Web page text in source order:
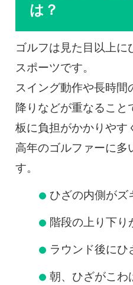
は？
ゴルフは見た目以上に
スポーツです。
スイング動作や長時間
降りなどが重なること
板に負担がかかりやす
高年のゴルファーに多
す。
ひざの内側がズ
階段の上り下り
ラウンド後にひ
朝、ひざがこわ